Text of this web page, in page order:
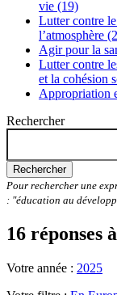
vie (19)
Lutter contre
l’atmosphère
Agir pour la
Lutter contre
et la cohésion
Appropriation
Rechercher
Rechercher
Pour rechercher une
: "éducation au
16 réponses
Votre année : 2025